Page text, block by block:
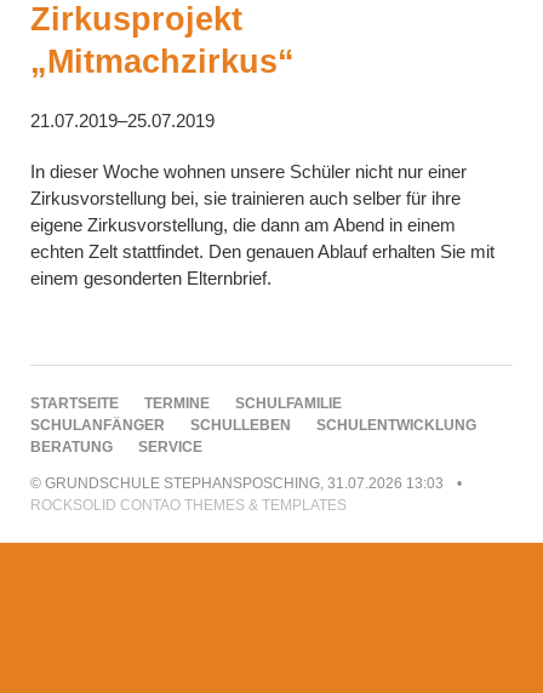
Zirkusprojekt
„Mitmachzirkus“
21.07.2019–25.07.2019
In dieser Woche wohnen unsere Schüler nicht nur einer
Zirkusvorstellung bei, sie trainieren auch selber für ihre
eigene Zirkusvorstellung, die dann am Abend in einem
echten Zelt stattfindet. Den genauen Ablauf erhalten Sie mit
einem gesonderten Elternbrief.
NAVIGATION
ÜBERSPRINGEN
STARTSEITE TERMINE
SCHULFAMILIE
SCHULANFÄNGER
SCHULLEBEN
SCHULENTWICKLUNG
BERATUNG
SERVICE
© GRUNDSCHULE STEPHANSPOSCHING, 31.07.2026 13:03
ROCKSOLID CONTAO THEMES & TEMPLATES